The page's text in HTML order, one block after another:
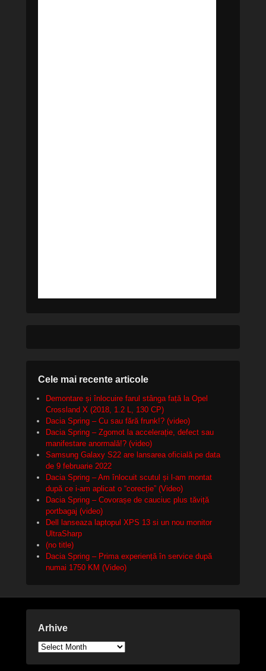
Cele mai recente articole
Demontare și înlocuire farul stânga față la Opel
Crossland X (2018, 1.2 L, 130 CP)
Dacia Spring – Cu sau fără frunk!? (video)
Dacia Spring – Zgomot la accelerație, defect sau
manifestare anormală!? (video)
Samsung Galaxy S22 are lansarea oficială pe data
de 9 februarie 2022
Dacia Spring – Am înlocuit scutul și l-am montat
după ce i-am aplicat o “corecție” (Video)
Dacia Spring – Covorașe de cauciuc plus tăviță
portbagaj (video)
Dell lanseaza laptopul XPS 13 si un nou monitor
UltraSharp
(no title)
Dacia Spring – Prima experiență în service după
numai 1750 KM (Video)
Arhive
Arhive